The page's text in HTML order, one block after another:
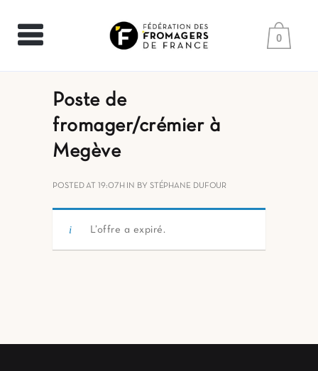
0
Poste de
fromager/crémier à
Megève
POSTED AT 19:07H IN BY STÉPHANE DUFOUR
L’offre a expiré.